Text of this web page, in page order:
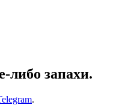
либо запахи.
.